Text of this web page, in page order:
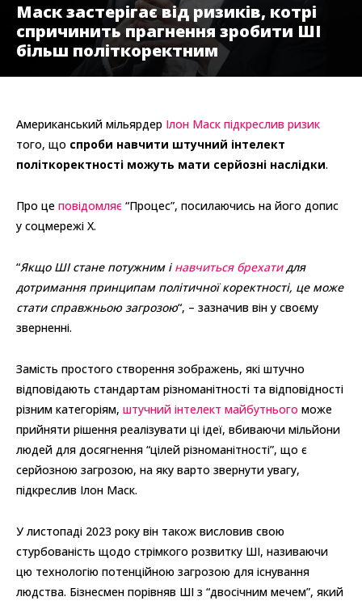
Маск застерігає від ризиків, котрі
спричинить прагнення зробити ШІ
більш політкоректним
Американський мільярдер Ілон Маск підкреслив ризик
того, що спроби навчити штучний інтелект
політкоректності можуть мати серйозні наслідки.
Про це повідомляє “Процес”, посилаючись на його допис
у соцмережі X.
“Якщо ШІ стане потужним і навчиться брехатидля
дотримання принципам політичної коректності, це може
стати справжньою загрозою“, – зазначив він у своєму
зверненні.
Замість простого створення зображень, які штучно
відповідають стандартам різноманітності та відповідності
різним категоріям, штучний інтелект майбутнього може
прийняти рішення реалізувати ці ідеї, вбиваючи мільйони
людей для досягнення “цілей різноманітності”, що є
серйозною загрозою, на яку варто звернути увагу,
підкреслив Ілон Маск.
У листопаді 2023 року він також висловив свою
стурбованість щодо стрімкого розвитку ШІ, називаючи
цю технологію потенційною загрозою для існування
людства. Бізнесмен порівняв ШІ з “двосічним мечем”, який